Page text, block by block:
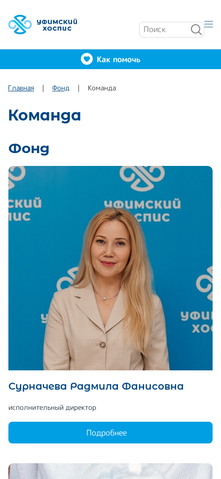
Как помочь
Главная Фонд Команда
Команда
Фонд
Сурначева Радмила Фанисовна
исполнительный директор
Подробнее